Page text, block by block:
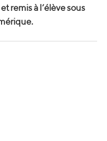
remis à l’élève sous